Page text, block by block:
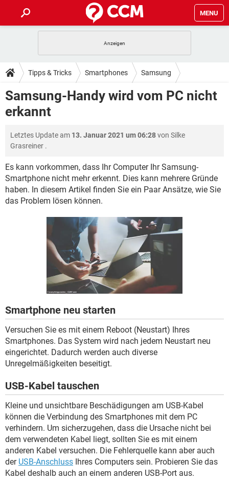
MENU
ANDROID IOS
WINDOWS 10 INSTAGRAM
WHATSAPP
TIPPS & TRICKS
SPIELE STREAMING
ANDROID IOS
WHATSAPP TIKTOK
DOWNLOADS
SPIELE
WINDOWS 10
WHATSAPP TIKTOK
FACEBOOK HARDWARE
FORUM
SPIELE STREAMING
WINDOWS 10 INSTAGRAM
WHATSAPP TIKTOK
LEXIKON
SPIELE STREAMING
ANDROID IOS
WINDOWS 10
HARDWARE
Tipps & Tricks Smartphones Samsung
Samsung-Handy wird vom PC nicht
erkannt
Letztes Update am 13. Januar 2021 um 06:28von Silke
Grasreiner .
Es kann vorkommen, dass Ihr Computer Ihr Samsung-
Smartphone nicht mehr erkennt. Dies kann mehrere Gründe
haben. In diesem Artikel finden Sie ein Paar Ansätze, wie Sie
das Problem lösen können.
Smartphone neu starten
Versuchen Sie es mit einem Reboot (Neustart) Ihres
Smartphones. Das System wird nach jedem Neustart neu
eingerichtet. Dadurch werden auch diverse
Unregelmäßigkeiten beseitigt.
USB-Kabel tauschen
Kleine und unsichtbare Beschädigungen am USB-Kabel
können die Verbindung des Smartphones mit dem PC
verhindern. Um sicherzugehen, dass die Ursache nicht bei
dem verwendeten Kabel liegt, sollten Sie es mit einem
anderen Kabel versuchen. Die Fehlerquelle kann aber auch
der USB-Anschluss Ihres Computers sein. Probieren Sie das
Kabel deshalb auch an einem anderen USB-Port aus.